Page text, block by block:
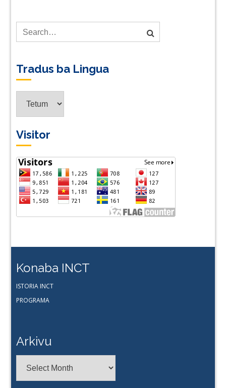
Tradus ba Lingua
Visitor
Konaba INCT
ISTORIA INCT
PROGRAMA
Arkivu